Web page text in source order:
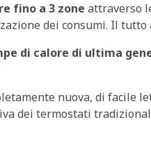
fino a 3 zone attraverso
dei consumi. Il tutto
di calore di ultima
nuova, di facile
dei termostati